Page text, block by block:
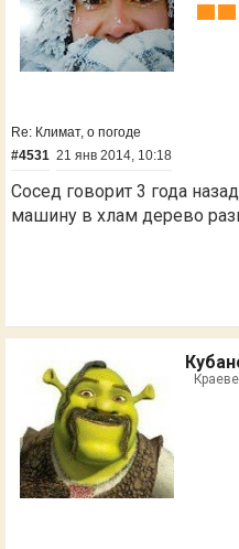
Re: Климат, о погоде
#4531 21 янв 2014, 10:18
Сосед говорит 3 года
машину в хлам дерево